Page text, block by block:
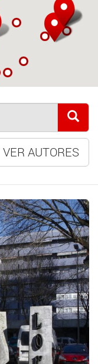
VER AUTORES